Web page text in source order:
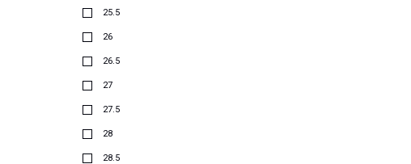
25.5
26
26.5
27
27.5
28
28.5